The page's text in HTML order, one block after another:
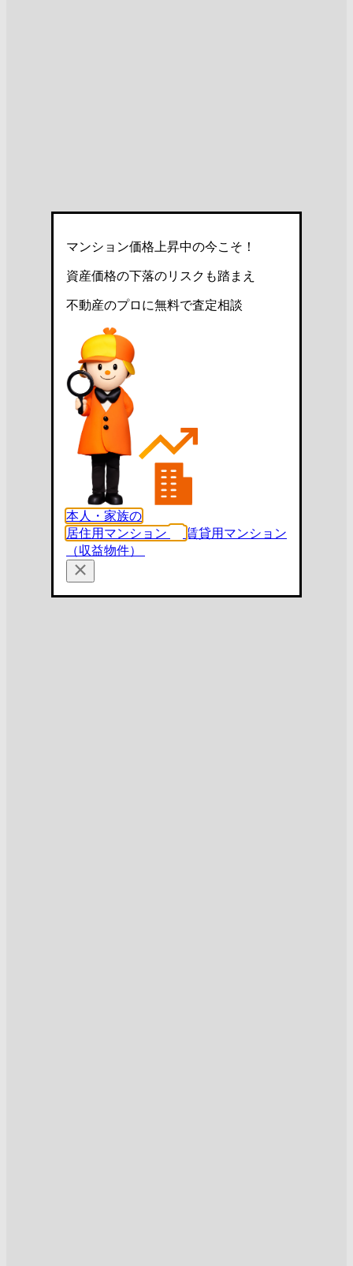
マンション価格上昇中の今こそ！
資産価格の下落のリスクも踏まえ
不動産のプロに無料で査定相談
本人・家族の
居住用マンション
賃貸用マンション
（収益物件）